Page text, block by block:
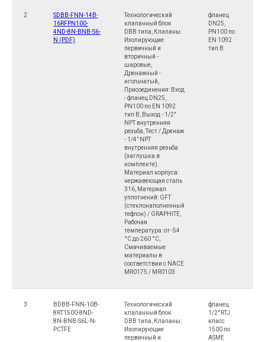
2
SDBB-FNN-14B-
16RFPN100-
4ND-8N-BNB-S6-
N (PDF)
Технологический
клапанный блок
DBB типа, Клапаны:
Изолирующие
первичный и
вторичный -
шаровые,
Дренажный -
игольчатый,
Присоединения: Вход
- фланец DN25,
PN100 по EN 1092
тип B, Выход - 1/2"
NPT внутренняя
резьба, Тест / Дренаж
- 1/4" NPT
внутренняя резьба
(заглушка в
комплекте).
Материал корпуса:
нержавеющая сталь
316, Материал
уплотнений: GFT
(стеклонаполненный
тефлон) / GRAPHITE,
Рабочая
температура: от -54
°С до 260 °С,
Смачиваемые
материалы в
соответствии с NACE
MR0175 / MR0103
фланец
DN25,
PN100 по
EN 1092
тип B
3
BDBB-FNN-10B-
8RT1500-8ND-
8N-BNB-S6L-N-
PCTFE
Технологический
клапанный блок
DBB типа, Клапаны:
Изолирующие
первичный и
фланец
1/2" RTJ
класс
1500 по
ASME